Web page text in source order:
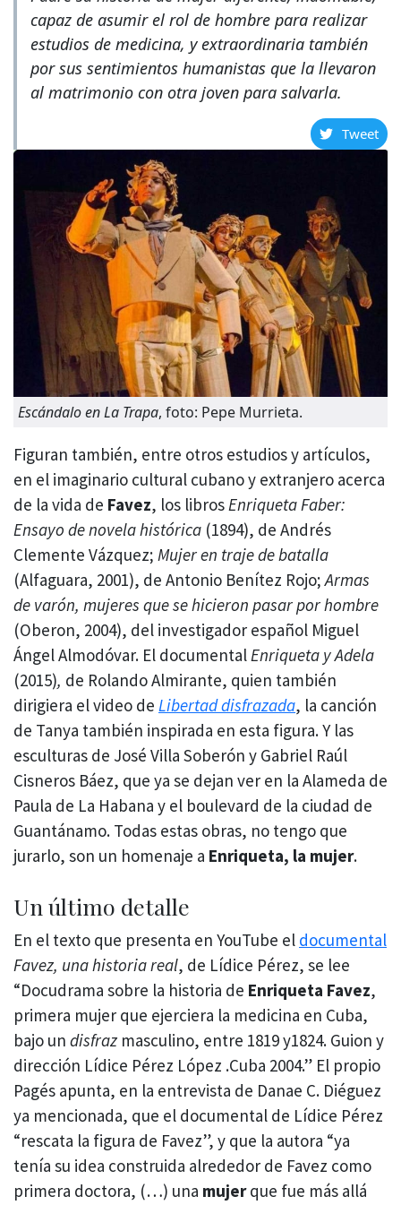
capaz de asumir el rol de hombre para realizar
estudios de medicina, y extraordinaria también
por sus sentimientos humanistas que la llevaron
al matrimonio con otra joven para salvarla.
Tweet
Escándalo en La Trapa, foto: Pepe Murrieta.
Figuran también, entre otros estudios y artículos,
en el imaginario cultural cubano y extranjero acerca
de la vida de Favez, los libros Enriqueta Faber:
Ensayo de novela histórica (1894), de Andrés
Clemente Vázquez; Mujer en traje de batalla
(Alfaguara, 2001), de Antonio Benítez Rojo;Armas
de varón, mujeres que se hicieron pasar por hombre
(Oberon, 2004), del investigador español Miguel
Ángel Almodóvar. El documental Enriqueta y Adela
(2015), de Rolando Almirante, quien también
dirigiera el video de Libertad disfrazada, la canción
de Tanya también inspirada en esta figura. Y las
esculturas de José Villa Soberón y Gabriel Raúl
Cisneros Báez, que ya se dejan ver en la Alameda de
Paula de La Habana y el boulevard de la ciudad de
Guantánamo. Todas estas obras, no tengo que
jurarlo, son un homenaje a Enriqueta, la mujer.
Un último detalle
En el texto que presenta en YouTube el documental
Favez, una historia real, de Lídice Pérez, se lee
“Docudrama sobre la historia de Enriqueta Favez,
primera mujer que ejerciera la medicina en Cuba,
bajo un disfraz masculino, entre 1819 y1824. Guion y
dirección Lídice Pérez López .Cuba 2004.” El propio
Pagés apunta, en la entrevista de Danae C. Diéguez
ya mencionada, que el documental de Lídice Pérez
“rescata la figura de Favez”, y que la autora “ya
tenía su idea construida alrededor de Favez como
primera doctora, (…) una mujerque fue más allá